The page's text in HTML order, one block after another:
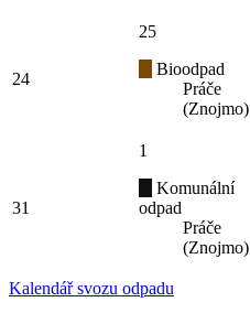
24
25
Bioodpad
Práče
(Znojmo)
31
1
Komunální
odpad
Práče
(Znojmo)
Kalendář svozu odpadu